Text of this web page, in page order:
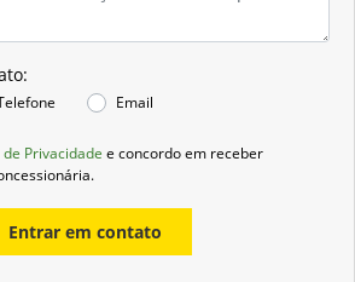
Email
de Privacidade e concordo em receber
Entrar em contato